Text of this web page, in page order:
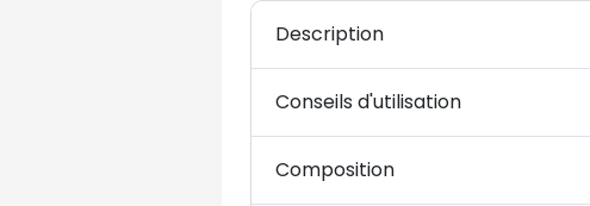
Description
Conseils d'utilisation
Composition